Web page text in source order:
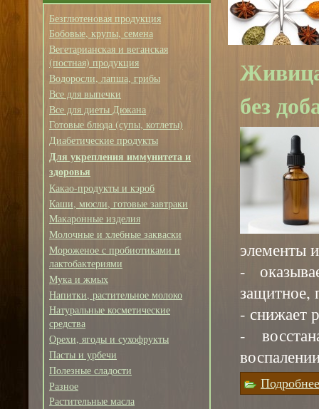
Безглютеновая продукция
Бобовые, крупы, семена
Вегетарианская и веганская
(постная) продукция
Водоросли, лапша, грибы
Все для выпечки
Все для диеты Дюкана
Готовые блюда (супы, котлеты)
Диабетические продукты
Для укрепления иммунитета и
здоровья
Какао-продукты и кэроб
Каши, мюсли, готовые завтраки
Макаронные изделия
Молочные и хлебные закваски
Мороженое с пробиотиками и
лактобактериями
Мука и жмых
Напитки, растительное молоко
Натуральные косметические
средства
Орехи, ягоды и сухофрукты
Пасты и урбечи
Полезные сладости
Разное
Растительные масла
без
элементы
-
защитное,
- снижает
-
Подробнее